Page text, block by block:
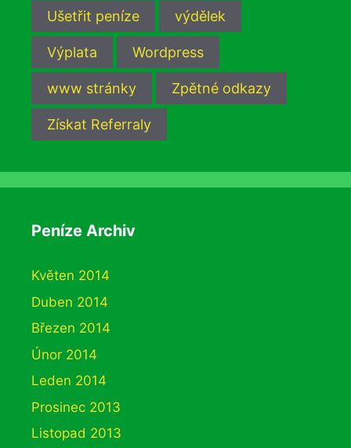
Ušetřit peníze výdělek
Výplata Wordpress
www stránky Zpětné odkazy
Získat Referraly
Peníze Archiv
Květen 2014
Duben 2014
Březen 2014
Únor 2014
Leden 2014
Prosinec 2013
Listopad 2013